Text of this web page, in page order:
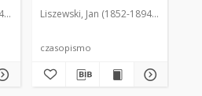
Red. Liszewski, Jan (1852-1894). Red.
czasopismo